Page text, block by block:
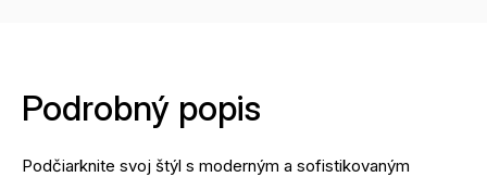
Podrobný popis
Podčiarknite svoj štýl s moderným a sofistikovaným